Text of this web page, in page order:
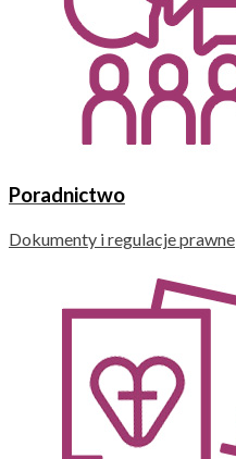
Poradnictwo
Dokumenty i regulacje prawne